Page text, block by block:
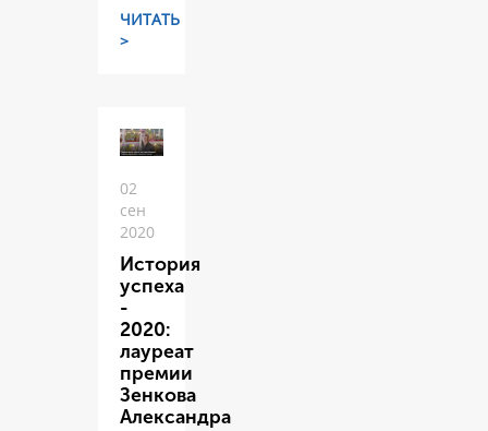
ЧИТАТЬ
>
02
сен
2020
История
успеха
-
2020:
лауреат
премии
Зенкова
Александра